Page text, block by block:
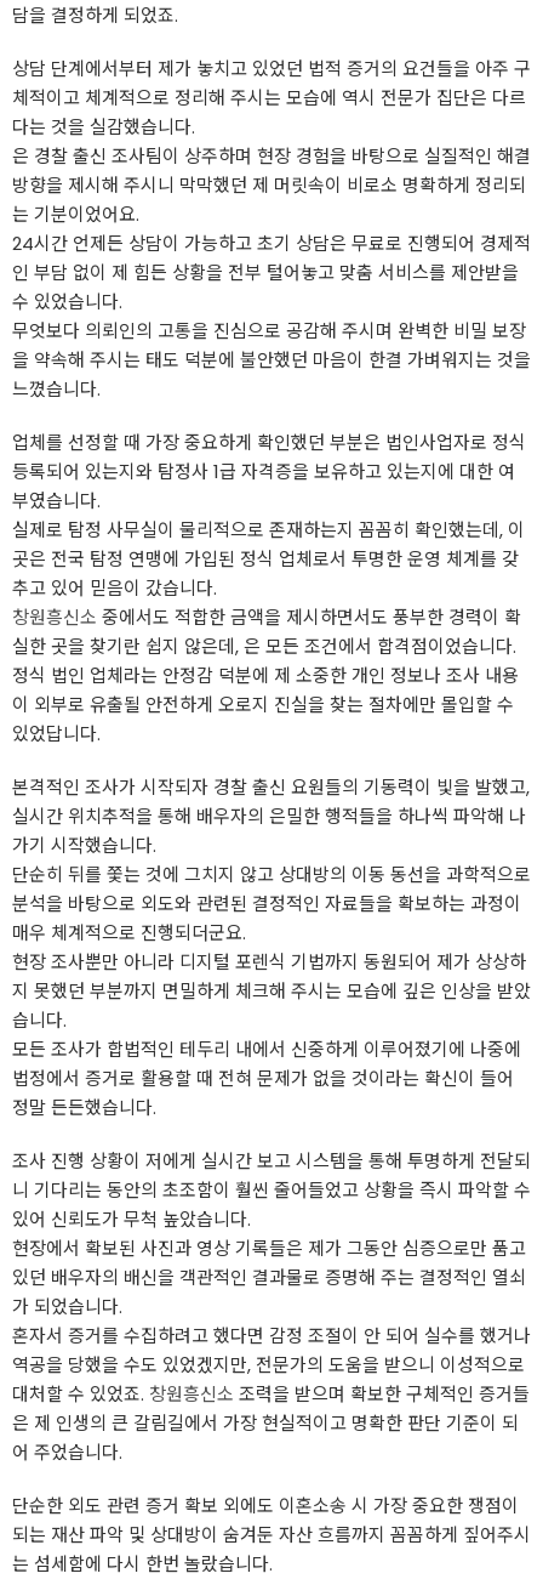
담을 결정하게 되었죠.
상담 단계에서부터 제가 놓치고 있었던 법적 증거의 요건들을 아주 구
체적이고 체계적으로 정리해 주시는 모습에 역시 전문가 집단은 다르
다는 것을 실감했습니다.
은 경찰 출신 조사팀이 상주하며 현장 경험을 바탕으로 실질적인 해결
방향을 제시해 주시니 막막했던 제 머릿속이 비로소 명확하게 정리되
는 기분이었어요.
24시간 언제든 상담이 가능하고 초기 상담은 무료로 진행되어 경제적
인 부담 없이 제 힘든 상황을 전부 털어놓고 맞춤 서비스를 제안받을
수 있었습니다.
무엇보다 의뢰인의 고통을 진심으로 공감해 주시며 완벽한 비밀 보장
을 약속해 주시는 태도 덕분에 불안했던 마음이 한결 가벼워지는 것을
느꼈습니다.
업체를 선정할 때 가장 중요하게 확인했던 부분은 법인사업자로 정식
등록되어 있는지와 탐정사 1급 자격증을 보유하고 있는지에 대한 여
부였습니다.
실제로 탐정 사무실이 물리적으로 존재하는지 꼼꼼히 확인했는데, 이
곳은 전국 탐정 연맹에 가입된 정식 업체로서 투명한 운영 체계를 갖
추고 있어 믿음이 갔습니다.
창원흥신소 중에서도 적합한 금액을 제시하면서도 풍부한 경력이 확
실한 곳을 찾기란 쉽지 않은데, 은 모든 조건에서 합격점이었습니다.
정식 법인 업체라는 안정감 덕분에 제 소중한 개인 정보나 조사 내용
이 외부로 유출될 안전하게 오로지 진실을 찾는 절차에만 몰입할 수
있었답니다.
본격적인 조사가 시작되자 경찰 출신 요원들의 기동력이 빛을 발했고,
실시간 위치추적을 통해 배우자의 은밀한 행적들을 하나씩 파악해 나
가기 시작했습니다.
단순히 뒤를 쫓는 것에 그치지 않고 상대방의 이동 동선을 과학적으로
분석을 바탕으로 외도와 관련된 결정적인 자료들을 확보하는 과정이
매우 체계적으로 진행되더군요.
현장 조사뿐만 아니라 디지털 포렌식 기법까지 동원되어 제가 상상하
지 못했던 부분까지 면밀하게 체크해 주시는 모습에 깊은 인상을 받았
습니다.
모든 조사가 합법적인 테두리 내에서 신중하게 이루어졌기에 나중에
법정에서 증거로 활용할 때 전혀 문제가 없을 것이라는 확신이 들어
정말 든든했습니다.
조사 진행 상황이 저에게 실시간 보고 시스템을 통해 투명하게 전달되
니 기다리는 동안의 초조함이 훨씬 줄어들었고 상황을 즉시 파악할 수
있어 신뢰도가 무척 높았습니다.
현장에서 확보된 사진과 영상 기록들은 제가 그동안 심증으로만 품고
있던 배우자의 배신을 객관적인 결과물로 증명해 주는 결정적인 열쇠
가 되었습니다.
혼자서 증거를 수집하려고 했다면 감정 조절이 안 되어 실수를 했거나
역공을 당했을 수도 있었겠지만, 전문가의 도움을 받으니 이성적으로
대처할 수 있었죠. 창원흥신소 조력을 받으며 확보한 구체적인 증거들
은 제 인생의 큰 갈림길에서 가장 현실적이고 명확한 판단 기준이 되
어 주었습니다.
단순한 외도 관련 증거 확보 외에도 이혼소송 시 가장 중요한 쟁점이
되는 재산 파악 및 상대방이 숨겨둔 자산 흐름까지 꼼꼼하게 짚어주시
는 섬세함에 다시 한번 놀랐습니다.